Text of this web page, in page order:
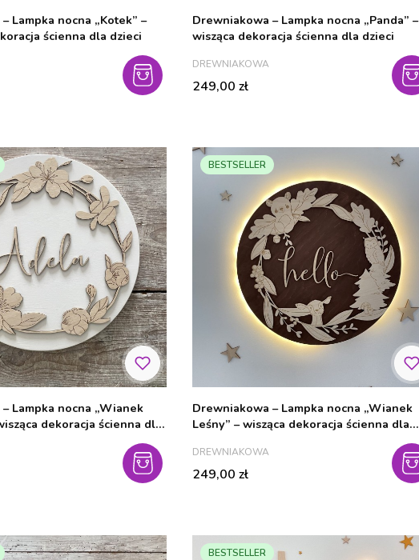
Lampka nocna „Kotek” –
ścienna dla dzieci
Drewniakowa – Lampka nocna „Panda” –
wisząca dekoracja ścienna dla dzieci
PRODUCENT
DREWNIAKOWA
Cena
249,00 zł
Lampka nocna „Wianek
dekoracja ścienna dla
BESTSELLER
Drewniakowa – Lampka nocna „Wianek
Leśny” – wisząca dekoracja ścienna dla
PRODUCENT
DREWNIAKOWA
Cena
249,00 zł
BESTSELLER